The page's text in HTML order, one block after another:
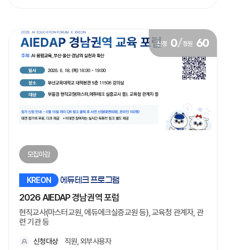
신청 0/정원 60
모집마감
KREON 에듀테크 프로그램
2026 AIEDAP 경남권역 포럼
현직교사(마스터교원, 에듀에크실증교원 등), 교육청 관계자, 관
련 기관 등
신청대상 직원, 외부사용자